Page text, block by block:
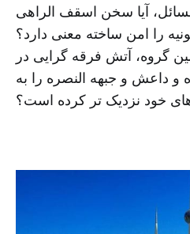
آیا سخن اسقف الراهی
را امن ساخته معنی دارد؟
گروه، آتش فرقه گرایی در
و داعش و جبهه النصره را به
خود نزدیک تر کرده است؟